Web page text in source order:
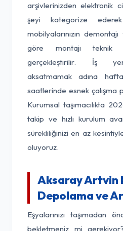
arşivlerinizden elektronik
şeyi kategorize
mobilyalarınızın
göre montajı teknik
gerçekleştirilir. İş
aksatmamak adına
saatlerinde esnek çalışma
Kurumsal taşımacılıkta
takip ve hızlı kurulum
sürekliliğinizi en az
oluyoruz.
Aksaray Artvin
Depolama ve
Eşyalarınızı taşımadan
bekletmeniz mi